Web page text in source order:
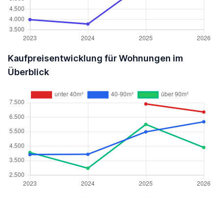
Kaufpreisentwicklung für Wohnungen im
Überblick